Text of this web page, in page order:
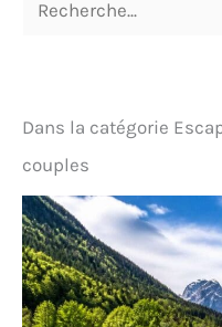
Dans la catégorie
couples